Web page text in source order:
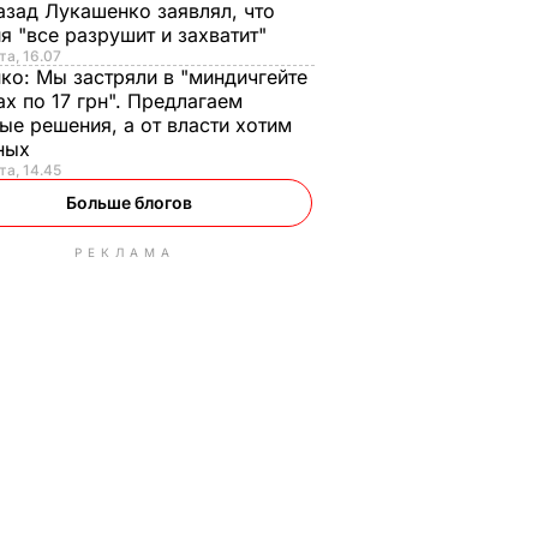
Лукашенко заявлял, что
"все разрушит и захватит"
16.07
Мы застряли в "миндичгейте
по 17 грн". Предлагаем
решения, а от власти хотим
14.45
Больше блогов
РЕКЛАМА